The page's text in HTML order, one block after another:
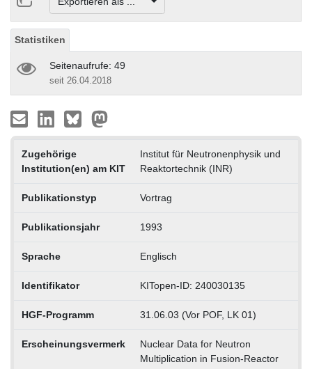
Statistiken
Seitenaufrufe: 49
seit 26.04.2018
Zugehörige
Institution(en) am KIT
Institut für Neutronenphysik und
Reaktortechnik (INR)
Publikationstyp Vortrag
Publikationsjahr 1993
Sprache Englisch
Identifikator KITopen-ID: 240030135
HGF-Programm 31.06.03 (Vor POF, LK 01)
Erscheinungsvermerk
Nuclear Data for Neutron
Multiplication in Fusion-Reactor